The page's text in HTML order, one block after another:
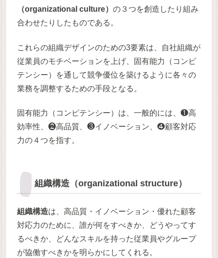
（organizational culture）の３つを創造したり組み
合わせたりしたものである。
これらの組織デザインのための3要素は、自社組織が
従業員のモチベーションを上げ、固有能力（コンピ
テンシー）を通して競争優位を築けるように各々の
業務を調整するための手段となる。
固有能力（コンピテンシー）は、一般的には、❶高
効率性、❷高品質、❸イノベーション、❹顧客対応
力の４つを指す。
組織構造（organizational structure）
組織構造は、高品質・イノベーション・優れた顧客
対応力のために、誰が何をすべきか、どうやってす
るべきか、どんなスキルを持った従業員やグループ
が協働すべきかを明らかにしてくれる。